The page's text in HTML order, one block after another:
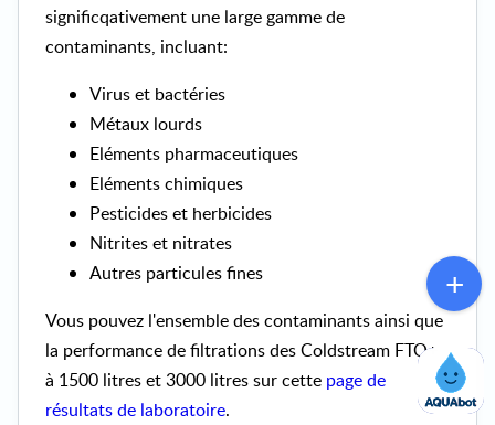
significqativement une large gamme de
contaminants, incluant:
Virus et bactéries
Métaux lourds
Eléments pharmaceutiques
Eléments chimiques
Pesticides et herbicides
Nitrites et nitrates
Autres particules fines
Vous pouvez l'ensemble des contaminants ainsi que
la performance de filtrations des Coldstream FTO+
à 1500 litres et 3000 litres sur cette page de
résultats de laboratoire.